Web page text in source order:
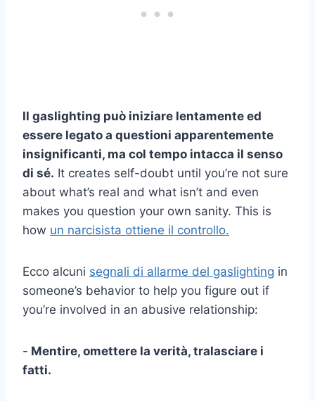
Il gaslighting può iniziare lentamente ed
essere legato a questioni apparentemente
insignificanti, ma col tempo intacca il senso
di sé. It creates self-doubt until you’re not sure
about what’s real and what isn’t and even
makes you question your own sanity. This is
how un narcisista ottiene il controllo.
Ecco alcuni segnali di allarme del gaslighting in
someone’s behavior to help you figure out if
you’re involved in an abusive relationship:
- Mentire, omettere la verità, tralasciare i
fatti.